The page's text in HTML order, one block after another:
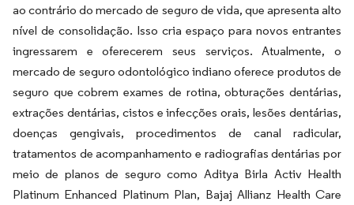
ao contrário do mercado de seguro de vida, que apresenta alto
nível de consolidação. Isso cria espaço para novos entrantes
ingressarem e oferecerem seus serviços. Atualmente, o
mercado de seguro odontológico indiano oferece produtos de
seguro que cobrem exames de rotina, obturações dentárias,
extrações dentárias, cistos e infecções orais, lesões dentárias,
doenças gengivais, procedimentos de canal radicular,
tratamentos de acompanhamento e radiografias dentárias por
meio de planos de seguro como Aditya Birla Activ Health
Platinum Enhanced Platinum Plan, Bajaj Allianz Health Care